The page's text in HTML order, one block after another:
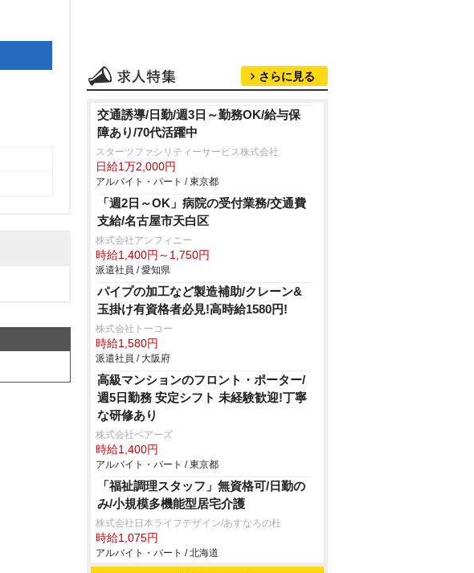
さらに見る
交通誘導/日勤/週3日～勤務OK/給与保
障あり/70代活躍中
スターツファシリティーサービス株式会社
日給1万2,000円
アルバイト・パート / 東京都
「週2日～OK」病院の受付業務/交通費
支給/名古屋市天白区
株式会社アンフィニー
時給1,400円～1,750円
派遣社員 / 愛知県
パイプの加工など製造補助/クレーン&
玉掛け有資格者必見!高時給1580円!
株式会社トーコー
時給1,580円
派遣社員 / 大阪府
高級マンションのフロント・ポーター/
週5日勤務 安定シフト 未経験歓迎!丁寧
な研修あり
株式会社ベアーズ
時給1,400円
アルバイト・パート / 東京都
「福祉調理スタッフ」無資格可/日勤の
み/小規模多機能型居宅介護
株式会社日本ライフデザイン/あすなろの杜
時給1,075円
アルバイト・パート / 北海道